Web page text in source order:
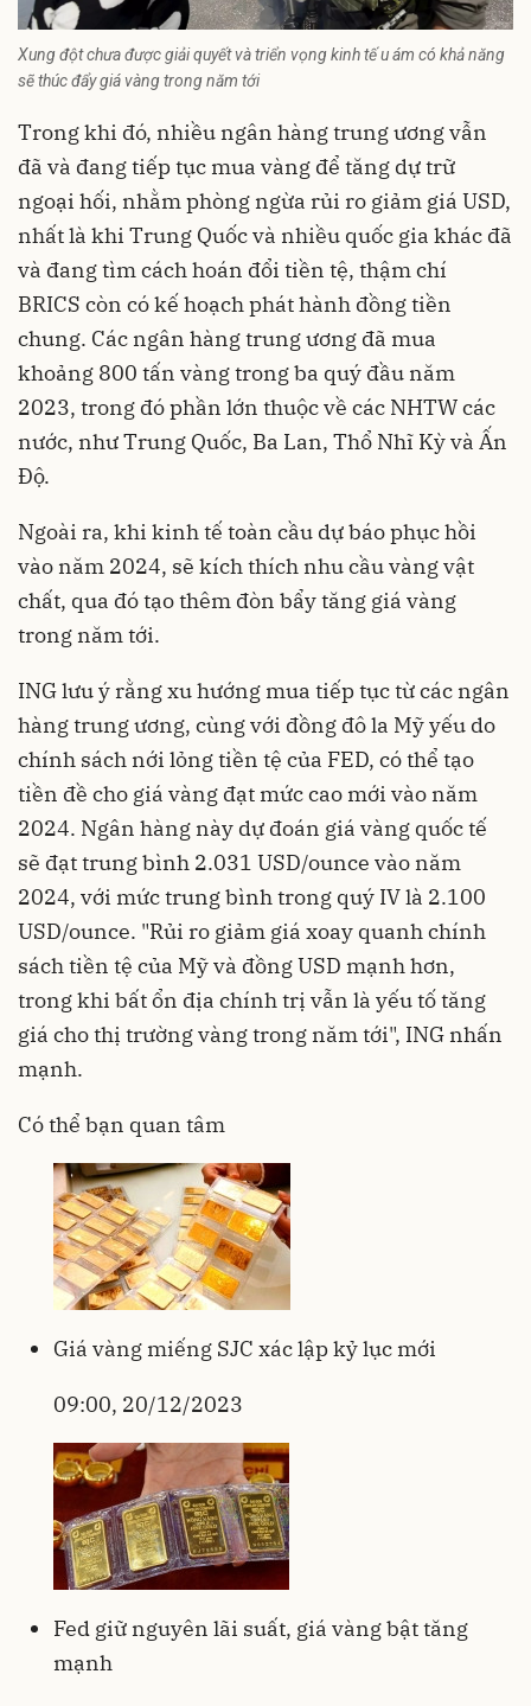
Xung đột chưa được giải quyết và triển vọng kinh tế u ám có khả năng
sẽ thúc đẩy giá vàng trong năm tới
Trong khi đó, nhiều ngân hàng trung ương vẫn
đã và đang tiếp tục mua vàng để tăng dự trữ
ngoại hối, nhằm phòng ngừa rủi ro giảm giá USD,
nhất là khi Trung Quốc và nhiều quốc gia khác đã
và đang tìm cách hoán đổi tiền tệ, thậm chí
BRICS còn có kế hoạch phát hành đồng tiền
chung. Các ngân hàng trung ương đã mua
khoảng 800 tấn vàng trong ba quý đầu năm
2023, trong đó phần lớn thuộc về các NHTW các
nước, như Trung Quốc, Ba Lan, Thổ Nhĩ Kỳ và Ấn
Độ.
Ngoài ra, khi kinh tế toàn cầu dự báo phục hồi
vào năm 2024, sẽ kích thích nhu cầu vàng vật
chất, qua đó tạo thêm đòn bẩy tăng giá vàng
trong năm tới.
ING lưu ý rằng xu hướng mua tiếp tục từ các ngân
hàng trung ương, cùng với đồng đô la Mỹ yếu do
chính sách nới lỏng tiền tệ của FED, có thể tạo
tiền đề cho giá vàng đạt mức cao mới vào năm
2024. Ngân hàng này dự đoán giá vàng quốc tế
sẽ đạt trung bình 2.031 USD/ounce vào năm
2024, với mức trung bình trong quý IV là 2.100
USD/ounce. "Rủi ro giảm giá xoay quanh chính
sách tiền tệ của Mỹ và đồng USD mạnh hơn,
trong khi bất ổn địa chính trị vẫn là yếu tố tăng
giá cho thị trường vàng trong năm tới", ING nhấn
mạnh.
Có thể bạn quan tâm
Giá vàng miếng SJC xác lập kỷ lục mới
09:00, 20/12/2023
Fed giữ nguyên lãi suất, giá vàng bật tăng
mạnh